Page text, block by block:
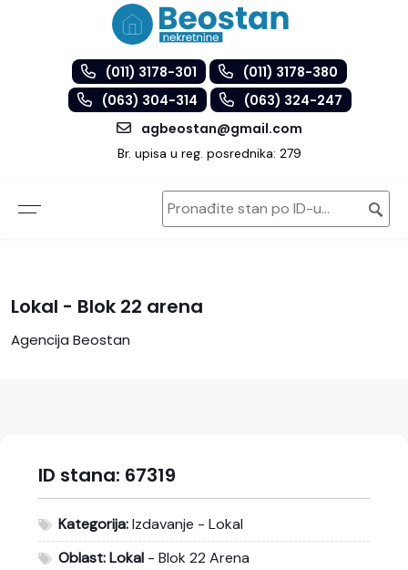
(011) 3178-301
(011) 3178-380
(063) 304-314
(063) 324-247
agbeostan@gmail.com
Br. upisa u reg. posrednika: 279
Lokal - Blok 22 arena
Agencija Beostan
ID stana: 67319
Kategorija:Izdavanje - Lokal
Oblast:Lokal - Blok 22 Arena